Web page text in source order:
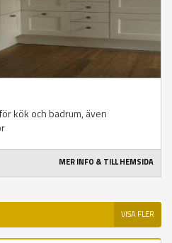
kök och badrum, även
MER INFO & TILL HEMSIDA
VISA FLER